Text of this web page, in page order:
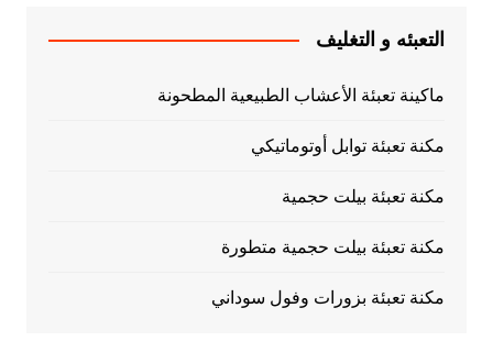
التعبئه و التغليف
ماكينة تعبئة الأعشاب الطبيعية المطحونة
مكنة تعبئة توابل أوتوماتيكي
مكنة تعبئة بيلت حجمية
مكنة تعبئة بيلت حجمية متطورة
مكنة تعبئة بزورات وفول سوداني